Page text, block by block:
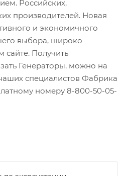
Российских,
производителей. Новая
и экономичного
выбора, широко
сайте. Получить
Генераторы, можно на
специалистов Фабрика
номеру 8-800-50-05-